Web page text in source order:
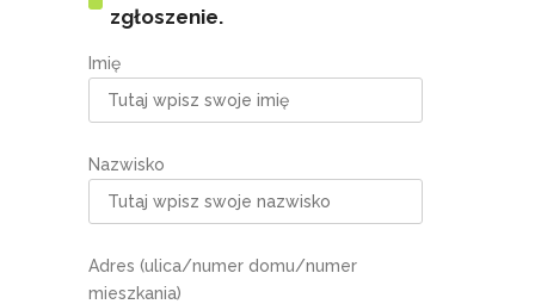
zgłoszenie.
Imię
Nazwisko
Adres (ulica/numer domu/numer
mieszkania)